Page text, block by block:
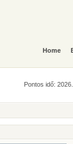
Home
Pontos idő: